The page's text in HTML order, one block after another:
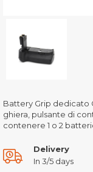
Battery Grip dedicato
ghiera, pulsante di
contenere 1 o 2
Delivery
In 3/5 days